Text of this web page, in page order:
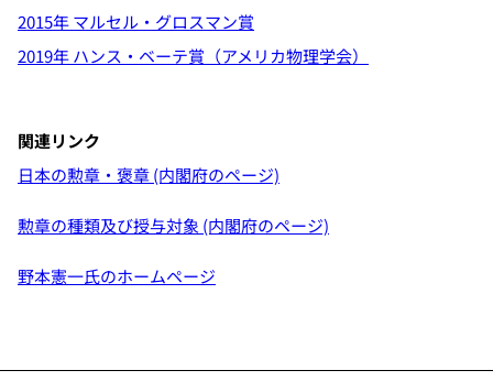
2015年 マルセル・グロスマン賞
2019年 ハンス・ベーテ賞（アメリカ物理学会）
関連リンク
日本の勲章・褒章 (内閣府のページ)
勲章の種類及び授与対象 (内閣府のページ)
野本憲一氏のホームページ